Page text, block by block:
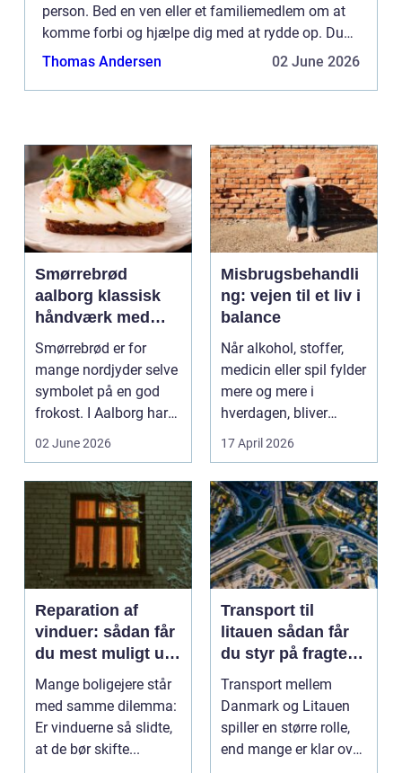
person. Bed en ven eller et familiemedlem om at
komme forbi og hjælpe dig med at rydde op. Du
kan også hyre en rengøringsservice til at komme
Thomas Andersen 02 June 2026
Smørrebrød
aalborg klassisk
håndværk med
moderne twist
Smørrebrød er for
mange nordjyder selve
symbolet på en god
frokost. I Aalborg har
den klassiske spis...
02 June 2026
Misbrugsbehandli
ng: vejen til et liv i
balance
Når alkohol, stoffer,
medicin eller spil fylder
mere og mere i
hverdagen, bliver
grænsen...
17 April 2026
Reparation af
vinduer: sådan får
du mest muligt ud
af dine gamle
vinduer
Mange boligejere står
med samme dilemma:
Er vinduerne så slidte,
at de bør skifte...
Transport til
litauen sådan får
du styr på fragten
til baltikum
Transport mellem
Danmark og Litauen
spiller en større rolle,
end mange er klar over.